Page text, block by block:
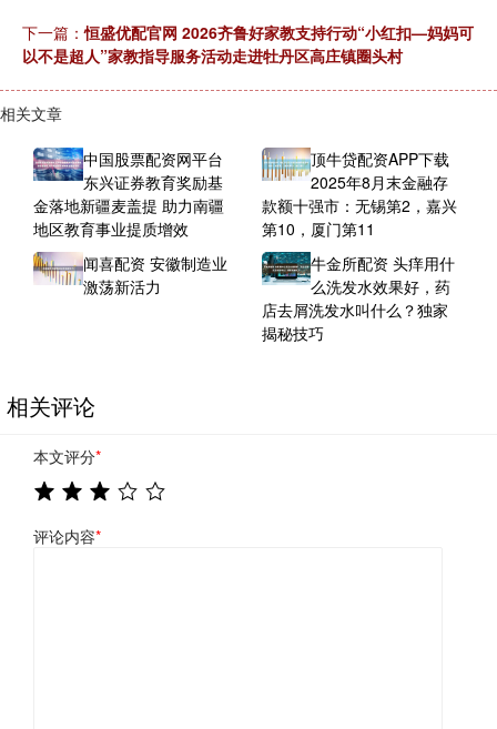
下一篇：恒盛优配官网 2026齐鲁好家教支持行动“小红扣—妈妈可
以不是超人”家教指导服务活动走进牡丹区高庄镇圈头村
相关文章
中国股票配资网平台
东兴证券教育奖励基
金落地新疆麦盖提 助力南疆
地区教育事业提质增效
顶牛贷配资APP下载
2025年8月末金融存
款额十强市：无锡第2，嘉兴
第10，厦门第11
闻喜配资 安徽制造业
激荡新活力
牛金所配资 头痒用什
么洗发水效果好，药
店去屑洗发水叫什么？独家
揭秘技巧
相关评论
本文评分*
评论内容*